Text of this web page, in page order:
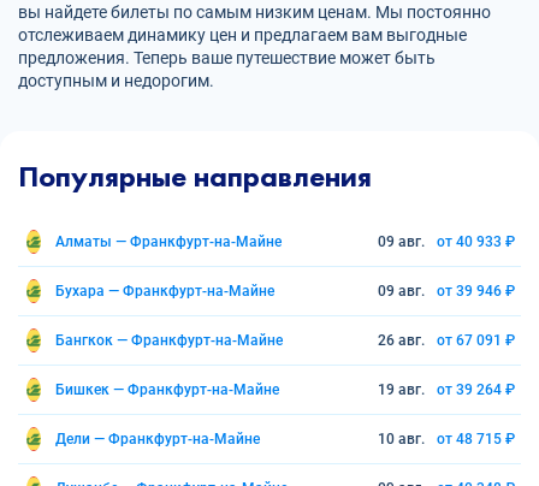
вы найдете билеты по самым низким ценам. Мы постоянно
отслеживаем динамику цен и предлагаем вам выгодные
предложения. Теперь ваше путешествие может быть
доступным и недорогим.
Популярные направления
Алматы — Франкфурт-на-Майне 09 авг. от 40 933 ₽
Бухара — Франкфурт-на-Майне 09 авг. от 39 946 ₽
Бангкок — Франкфурт-на-Майне 26 авг. от 67 091 ₽
Бишкек — Франкфурт-на-Майне 19 авг. от 39 264 ₽
Дели — Франкфурт-на-Майне 10 авг. от 48 715 ₽